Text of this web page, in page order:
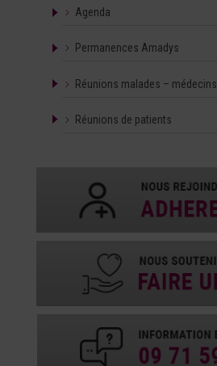
Agenda
Permanences Amadys
Réunions malades – médecins
Réunions de patients